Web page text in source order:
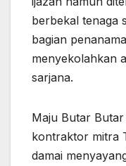
berbekal tenaga
bagian
menyekolahkan
sarjana.
Maju Butar
kontraktor mitra
damai